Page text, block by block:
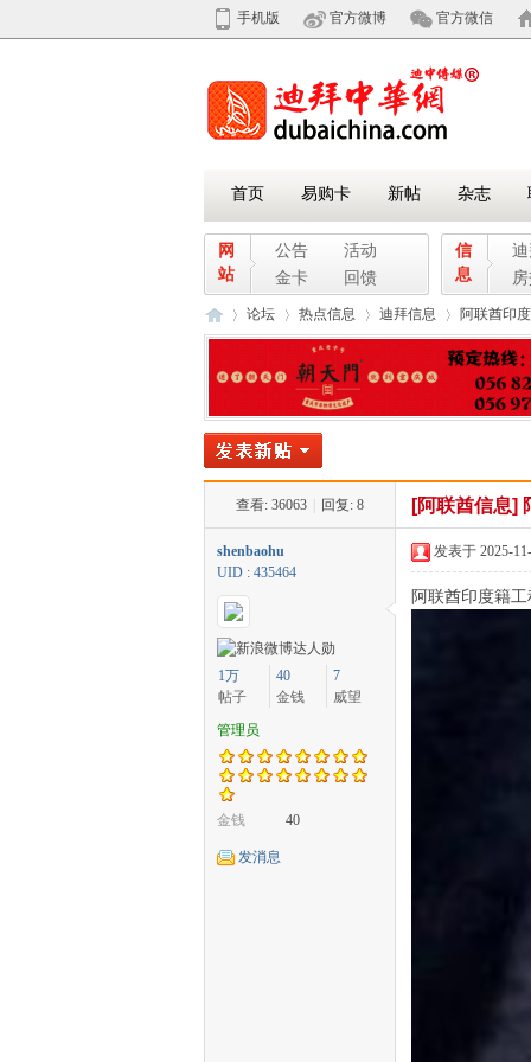
手机版 官方微博 官方微信
首页 易购卡 新帖 杂志
网
站
公告
活动
金卡
回馈
信
息
迪
中
»
论坛
›
热点信息
›
迪拜信息
›
阿联酋印
查看: 36063 回复: 8 [阿联酋信息]
shenbaohu
UID : 435464
1万
帖子
40
金钱
7
威望
管理员
金钱 40
发消息
发表于 2025-
阿联酋印度籍